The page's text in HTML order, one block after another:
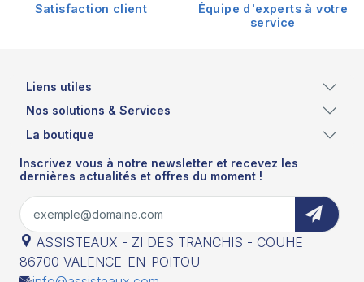
Satisfaction client
Équipe d'experts à votre
service
Liens utiles
Nos solutions & Services
La boutique
Inscrivez vous à notre newsletter et recevez les
dernières actualités et offres du moment !
ASSISTEAUX - ZI DES TRANCHIS - COUHE
86700 VALENCE-EN-POITOU